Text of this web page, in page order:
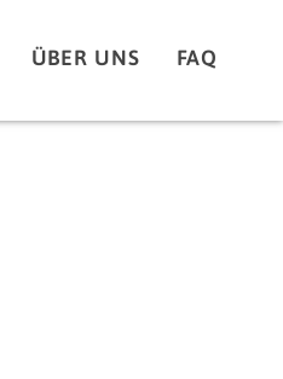
ÜBER UNS FAQ